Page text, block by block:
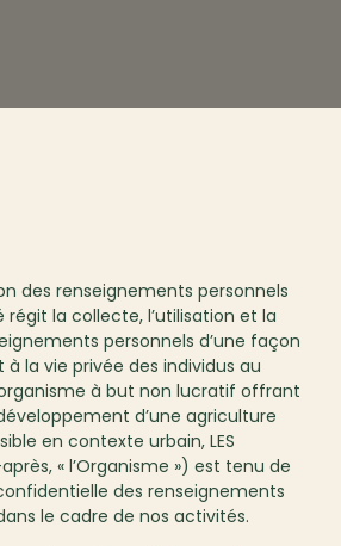
des renseignements personnels
la collecte, l’utilisation et la
personnels d’une façon
la vie privée des individus au
à but non lucratif offrant
d’une agriculture
en contexte urbain, LES
après, « l’Organisme ») est tenu de
des renseignements
le cadre de nos activités.